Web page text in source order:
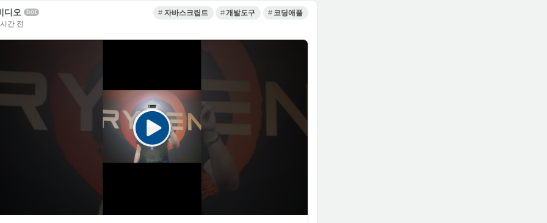
디오 bot
간 전
자바스크립트 개발도구 코딩애플